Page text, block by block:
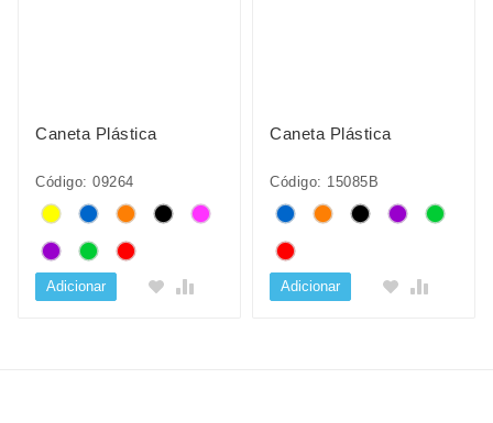
Caneta Plástica
Código: 09264
Adicionar
Caneta Plástica
Código: 15085B
Adicionar